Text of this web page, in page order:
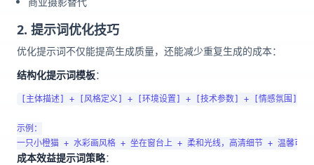
2. 提示词优化技巧
优化提示词不仅能提高生成质量，还能减少重复生成的成本：
结构化提示词模板：
[主体描述] + [风格定义] + [环境设置] + [技术参数] + [情感氛围]
示例：
成本效益提示词策略：